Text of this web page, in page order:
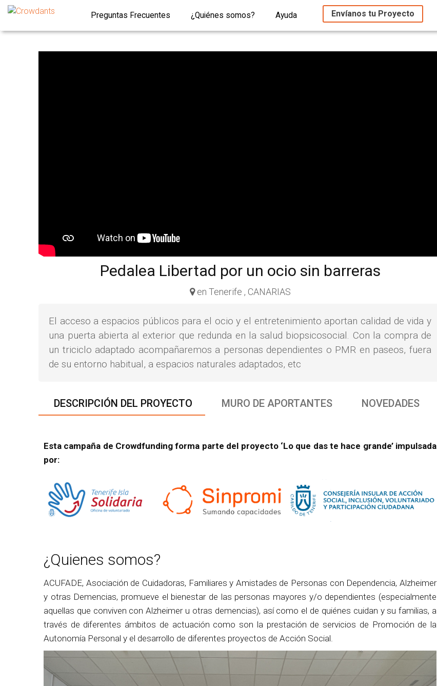
Preguntas Frecuentes ¿Quiénes somos? Ayuda Envíanos tu Proyecto
Pedalea Libertad por un ocio sin barreras
en Tenerife , CANARIAS
El acceso a espacios públicos para el ocio y el entretenimiento aportan calidad de vida y
una puerta abierta al exterior que redunda en la salud biopsicosocial. Con la compra de
un triciclo adaptado acompañaremos a personas dependientes o PMR en paseos, fuera
de su entorno habitual, a espacios naturales adaptados, etc
DESCRIPCIÓN DEL PROYECTO MURO DE APORTANTES NOVEDADES
Esta campaña de Crowdfunding forma parte del proyecto ‘Lo que das te hace grande’ impulsada
por:
¿Quienes somos?
ACUFADE, Asociación de Cuidadoras, Familiares y Amistades de Personas con Dependencia, Alzheimer
y otras Demencias, promueve el bienestar de las personas mayores y/o dependientes (especialmente
aquellas que conviven con Alzheimer u otras demencias), así como el de quiénes cuidan y su familias, a
través de diferentes ámbitos de actuación como son la prestación de servicios de Promoción de la
Autonomía Personal y el desarrollo de diferentes proyectos de Acción Social.